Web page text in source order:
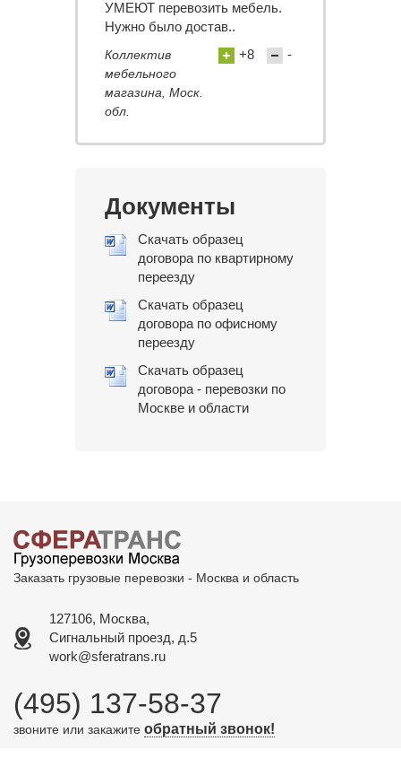
УМЕЮТ перевозить мебель.
Нужно было достав..
Коллектив
мебельного
магазина, Моск.
обл.
+8 -
Документы
Скачать образец
договора по квартирному
переезду
Скачать образец
договора по офисному
переезду
Скачать образец
договора - перевозки по
Москве и области
Заказать грузовые перевозки - Москва и область
127106, Москва,
Сигнальный проезд, д.5
work@sferatrans.ru
(495) 137-58-37
звоните или закажите обратный звонок!